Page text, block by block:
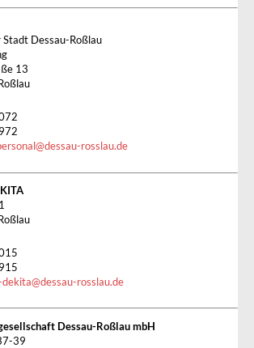
Stadt Dessau-Roßlau
13
@dessau-rosslau.de
@dessau-rosslau.de
Dessau-Roßlau mbH
39